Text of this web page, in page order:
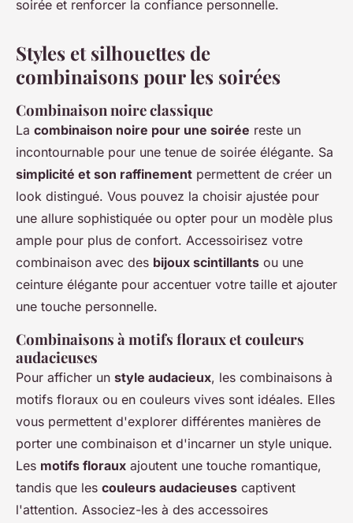
soirée et renforcer la confiance personnelle.
Styles et silhouettes de
combinaisons pour les soirées
Combinaison noire classique
La combinaison noire pour une soirée reste un
incontournable pour une tenue de soirée élégante. Sa
simplicité et son raffinement permettent de créer un
look distingué. Vous pouvez la choisir ajustée pour
une allure sophistiquée ou opter pour un modèle plus
ample pour plus de confort. Accessoirisez votre
combinaison avec des bijoux scintillants ou une
ceinture élégante pour accentuer votre taille et ajouter
une touche personnelle.
Combinaisons à motifs floraux et couleurs
audacieuses
Pour afficher un style audacieux, les combinaisons à
motifs floraux ou en couleurs vives sont idéales. Elles
vous permettent d'explorer différentes manières de
porter une combinaison et d'incarner un style unique.
Les motifs floraux ajoutent une touche romantique,
tandis que les couleurs audacieuses captivent
l'attention. Associez-les à des accessoires